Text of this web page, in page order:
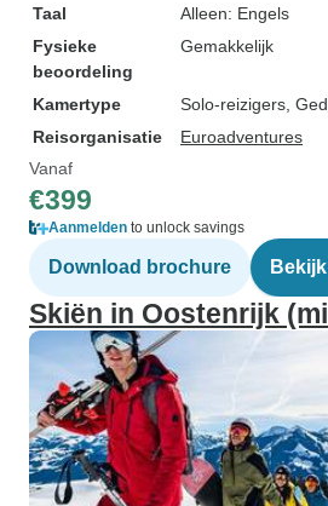
Taal
Alleen: Engels
Fysieke
beoordeling
Gemakkelijk
Kamertype
Solo-reizigers,
Reisorganisatie
Euroadventures
Vanaf
€399
Aanmelden to unlock savings
Download brochure
Skiën in Oostenrijk